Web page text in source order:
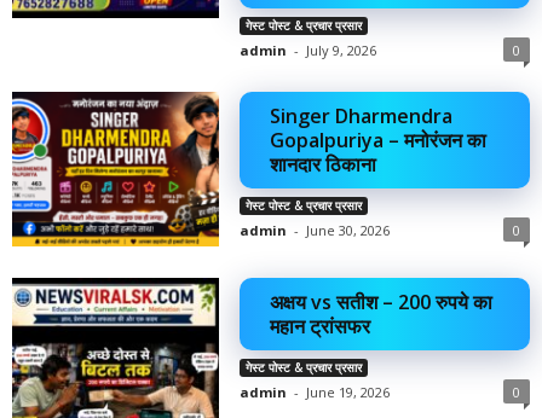
गेस्ट पोस्ट & प्रचार प्रसार
admin - July 9, 2026 0
Singer Dharmendra
Gopalpuriya – मनोरंजन का
शानदार ठिकाना
गेस्ट पोस्ट & प्रचार प्रसार
admin - June 30, 2026 0
अक्षय vs सतीश – 200 रुपये का
महान ट्रांसफर
गेस्ट पोस्ट & प्रचार प्रसार
admin - June 19, 2026 0